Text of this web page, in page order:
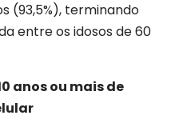
(93,5%), terminando
entre os idosos de 60
anos ou mais de